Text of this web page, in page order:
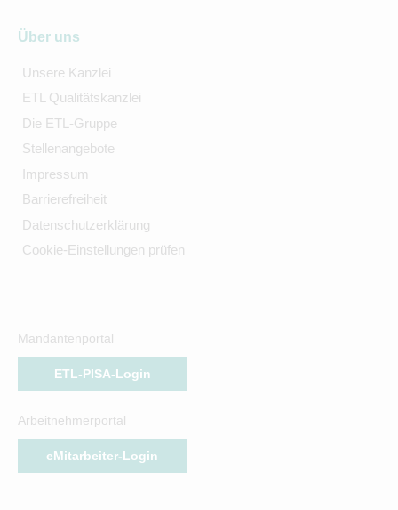
Über uns
Unsere Kanzlei
ETL Qualitätskanzlei
Die ETL-Gruppe
Stellenangebote
Impressum
Barrierefreiheit
Datenschutzerklärung
Cookie-Einstellungen prüfen
Mandantenportal
ETL-PISA-Login
Arbeitnehmerportal
eMitarbeiter-Login